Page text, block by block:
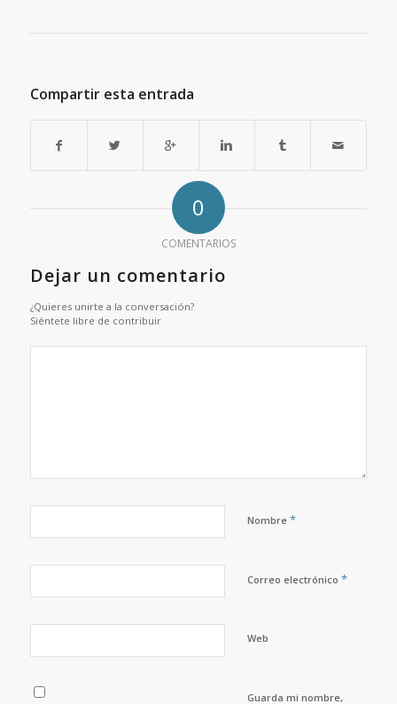
Compartir esta entrada
0
COMENTARIOS
Dejar un comentario
¿Quieres unirte a la conversación?
Siéntete libre de contribuir
Nombre *
Correo electrónico *
Web
Guarda mi nombre,